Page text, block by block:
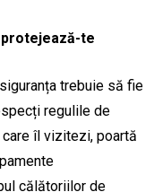
te
trebuie să fie
regulile de
îl vizitezi, poartă
călătoriilor de